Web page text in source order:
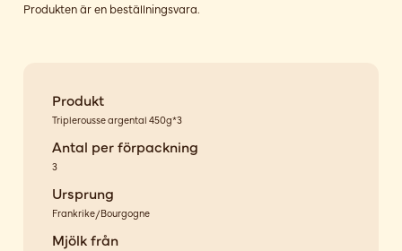
Produkten är en beställningsvara.
Produkt
Triplerousse argental 450g*3
Antal per förpackning
3
Ursprung
Frankrike/Bourgogne
Mjölk från